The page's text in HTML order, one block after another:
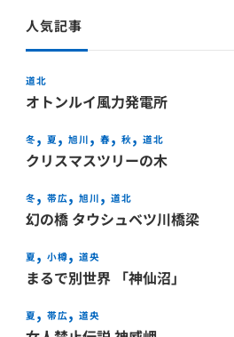
人気記事
道北
オトンルイ風力発電所
冬 夏 旭川 春 秋 道北
クリスマスツリーの木
冬 帯広 旭川 道北
幻の橋 タウシュベツ川橋梁
夏 小樽 道央
まるで別世界 「神仙沼」
夏 帯広 道央